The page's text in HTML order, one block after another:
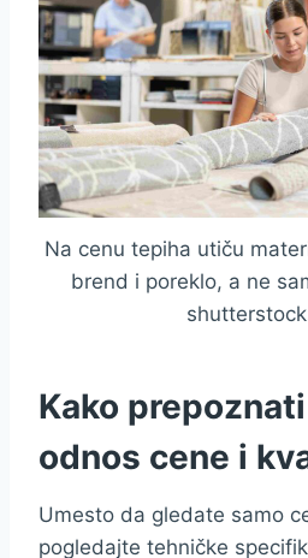
Na cenu tepiha utiču
brend i poreklo, a ne
Kako
odnos cene i
Umesto da gledate samo
pogledajte tehničke